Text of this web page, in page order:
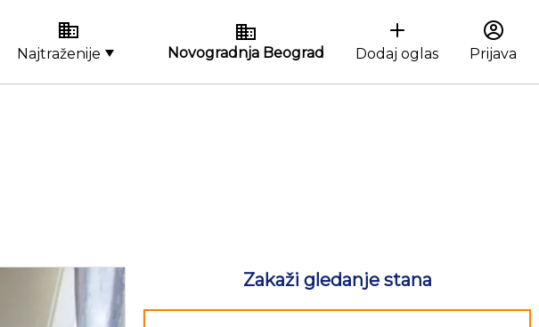
Najtraženije Novogradnja Beograd Dodaj oglas Prijava
Zakaži gledanje stana